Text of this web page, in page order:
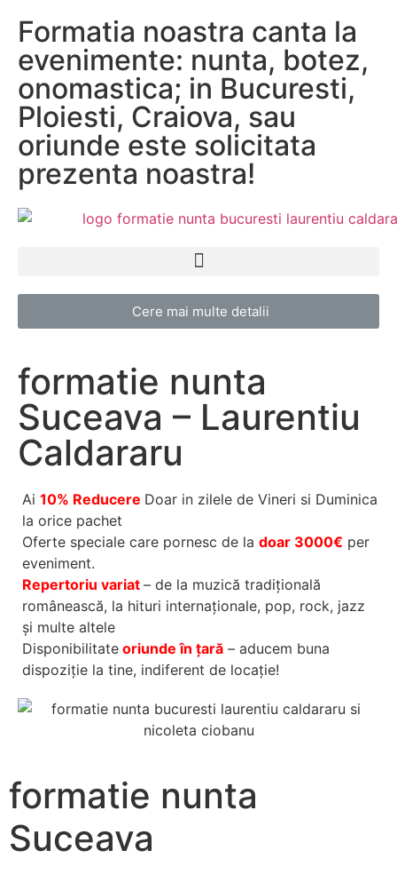
Formatia noastra canta la
evenimente: nunta, botez,
onomastica; in Bucuresti,
Ploiesti, Craiova, sau
oriunde este solicitata
prezenta noastra!
Cere mai multe detalii
formatie nunta
Suceava – Laurentiu
Caldararu
Ai 10% Reducere Doar in zilele de Vineri si Duminica
la orice pachet
Oferte speciale care pornesc de la doar 3000€ per
eveniment.
Repertoriu variat – de la muzică tradițională
românească, la hituri internaționale, pop, rock, jazz
și multe altele
Disponibilitate oriunde în țară – aducem buna
dispoziție la tine, indiferent de locație!
formatie nunta
Suceava